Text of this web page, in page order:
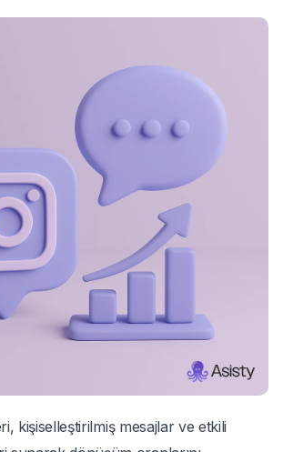
kişiselleştirilmiş mesajlar ve etkili